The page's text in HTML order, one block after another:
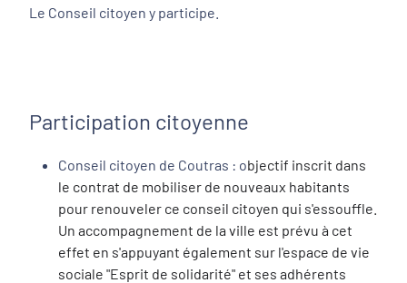
Le Conseil citoyen y participe.
Participation citoyenne
Conseil citoyen de Coutras : objectif inscrit dans
le contrat de mobiliser de nouveaux habitants
pour renouveler ce conseil citoyen qui s'essouffle.
Un accompagnement de la ville est prévu à cet
effet en s'appuyant également sur l'espace de vie
sociale "Esprit de solidarité" et ses adhérents